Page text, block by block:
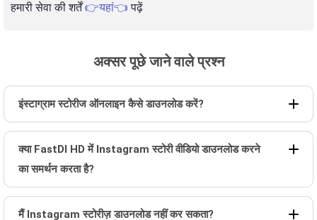
हमारी सेवा की शर्तें👉यहां👈 पढ़ें
अक्सर पूछे जाने वाले प्रश्न
इंस्टाग्राम स्टोरीज ऑनलाइन कैसे डाउनलोड करें?
क्या FastDl HD में Instagram स्टोरी वीडियो डाउनलोड करने
का समर्थन करता है?
मैं Instagram स्टोरीज़ डाउनलोड नहीं कर सकता?